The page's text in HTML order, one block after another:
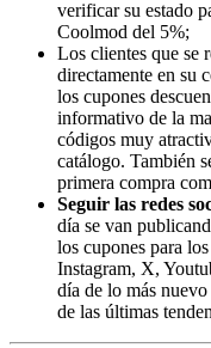
verificar su estado
Coolmod del 5%;
Los clientes que se
directamente en su
los cupones
informativo de la
códigos muy
catálogo. También
primera compra
Seguir las redes
día se van
los cupones para
Instagram, X,
día de lo más
de las últimas